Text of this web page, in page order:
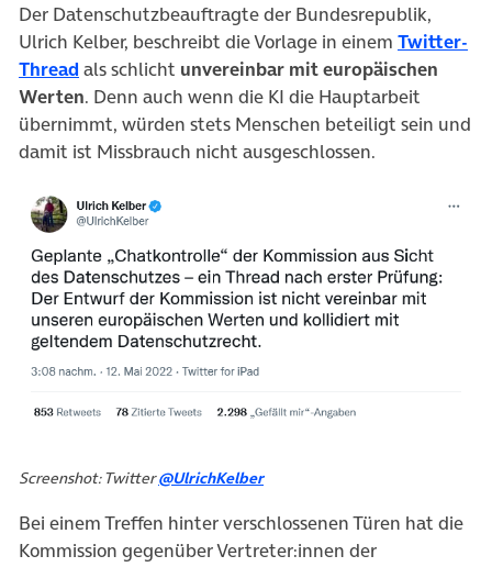
Der Datenschutzbeauftragte der Bundesrepublik,
Ulrich Kelber, beschreibt die Vorlage in einem Twitter-
Thread (öffnet in neuem Tab)
als schlicht unvereinbar mit europäischen
Werten. Denn auch wenn die KI die Hauptarbeit
übernimmt, würden stets Menschen beteiligt sein und
damit ist Missbrauch nicht ausgeschlossen.
Screenshot: Twitter@UlrichKelber
Bei einem Treffen hinter verschlossenen Türen hat die
Kommission gegenüber Vertreter:innen der